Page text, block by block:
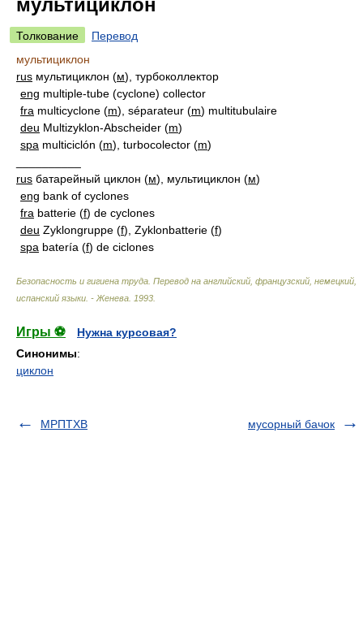
мультициклон
Толкование
Перевод
мультициклон
rus мультициклон (м), турбоколлектор
eng multiple-tube (cyclone) collector
fra multicyclone (m), séparateur (m) multitubulaire
deu Multizyklon-Abscheider (m)
spa multiciclón (m), turbocolector (m)
rus батарейный циклон (м), мультициклон (м)
eng bank of cyclones
fra batterie (f) de cyclones
deu Zyklongruppe (f), Zyklonbatterie (f)
spa batería (f) de ciclones
Безопасность и гигиена труда. Перевод на английский, французский, немецкий,
испанский языки. - Женева 1993
Игры ⚽
Нужна курсовая?
Синонимы:
циклон
МРПТХВ мусорный бачок